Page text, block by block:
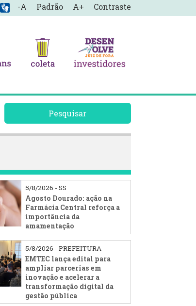
-A Padrão A+ Contraste
Pesquisar
5/8/2026 - SS
Agosto Dourado: ação na
Farmácia Central reforça a
importância da
amamentação
5/8/2026 - PREFEITURA
EMTEC lança edital para
ampliar parcerias em
inovação e acelerar a
transformação digital da
gestão pública